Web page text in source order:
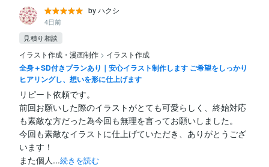
by ハクシ
4日前
見積り相談
イラスト作成・漫画制作 > イラスト作成
全身＋SD付きプランあり｜安心イラスト制作します ご希望をしっかり
ヒアリングし、想いを形に仕上げます
リピート依頼です。
前回お願いした際のイラストがとても可愛らしく、終始対応
も素敵な方だった為今回も無理を言ってお願いしました。
今回も素敵なイラストに仕上げていただき、ありがとうござ
います！
また個人...続きを読む